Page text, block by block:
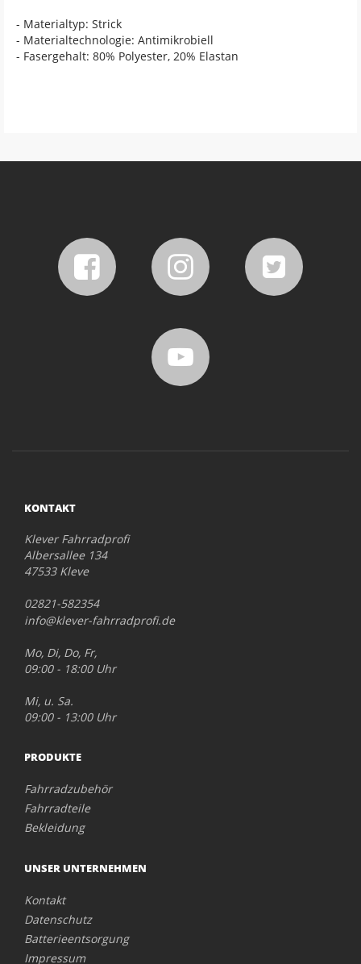
- Materialtyp: Strick
- Materialtechnologie: Antimikrobiell
- Fasergehalt: 80% Polyester, 20% Elastan
KONTAKT
Klever Fahrradprofi
Albersallee 134
47533 Kleve
02821-582354
info@klever-fahrradprofi.de
Mo, Di, Do, Fr,
09:00 - 18:00 Uhr
Mi, u. Sa.
09:00 - 13:00 Uhr
PRODUKTE
Fahrradzubehör
Fahrradteile
Bekleidung
UNSER UNTERNEHMEN
Kontakt
Datenschutz
Batterieentsorgung
Impressum